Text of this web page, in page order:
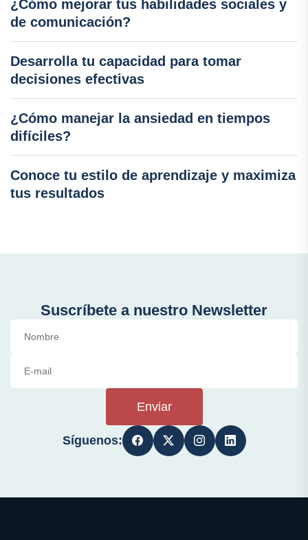
¿Cómo mejorar tus habilidades sociales y
de comunicación?
Desarrolla tu capacidad para tomar
decisiones efectivas
¿Cómo manejar la ansiedad en tiempos
difíciles?
Conoce tu estilo de aprendizaje y maximiza
tus resultados
Suscríbete a nuestro Newsletter
Enviar
Síguenos: